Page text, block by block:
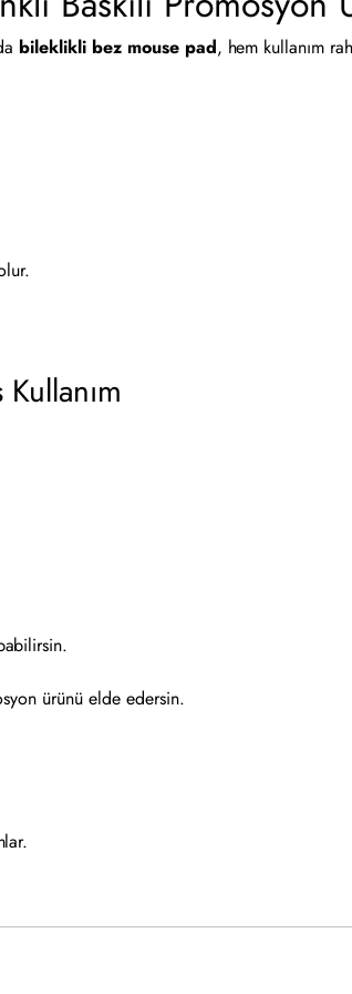
bileklikli bez mouse pad, hem kullanım
ürünü elde edersin.